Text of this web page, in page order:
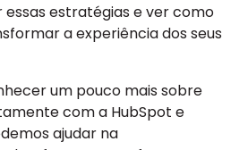
estratégias e ver como
a experiência dos seus
um pouco mais sobre
com a HubSpot e
ajudar na